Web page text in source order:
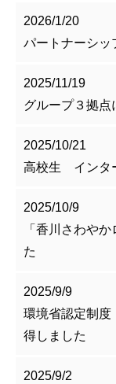
2026/1/20
パートナーシッ
2025/11/19
グループ３拠点
2025/10/21
高校生 インタ
2025/10/9
「香川さわや
た
2025/9/9
環境省認定制度
得しました
2025/9/2